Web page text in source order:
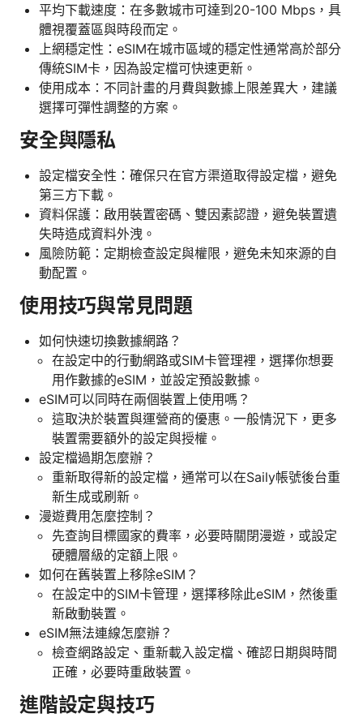
平均下載速度：在多數城市可達到20-100 Mbps，具
體視覆蓋區與時段而定。
上網穩定性：eSIM在城市區域的穩定性通常高於部分
傳統SIM卡，因為設定檔可快速更新。
使用成本：不同計畫的月費與數據上限差異大，建議
選擇可彈性調整的方案。
安全與隱私
設定檔安全性：確保只在官方渠道取得設定檔，避免
第三方下載。
資料保護：啟用裝置密碼、雙因素認證，避免裝置遺
失時造成資料外洩。
風險防範：定期檢查設定與權限，避免未知來源的自
動配置。
使用技巧與常見問題
如何快速切換數據網路？
在設定中的行動網路或SIM卡管理裡，選擇你想要
用作數據的eSIM，並設定預設數據。
eSIM可以同時在兩個裝置上使用嗎？
這取決於裝置與運營商的優惠。一般情況下，更多
裝置需要額外的設定與授權。
設定檔過期怎麼辦？
重新取得新的設定檔，通常可以在Saily帳號後台重
新生成或刷新。
漫遊費用怎麼控制？
先查詢目標國家的費率，必要時關閉漫遊，或設定
硬體層級的定額上限。
如何在舊裝置上移除eSIM？
在設定中的SIM卡管理，選擇移除此eSIM，然後重
新啟動裝置。
eSIM無法連線怎麼辦？
檢查網路設定、重新載入設定檔、確認日期與時間
正確，必要時重啟裝置。
進階設定與技巧